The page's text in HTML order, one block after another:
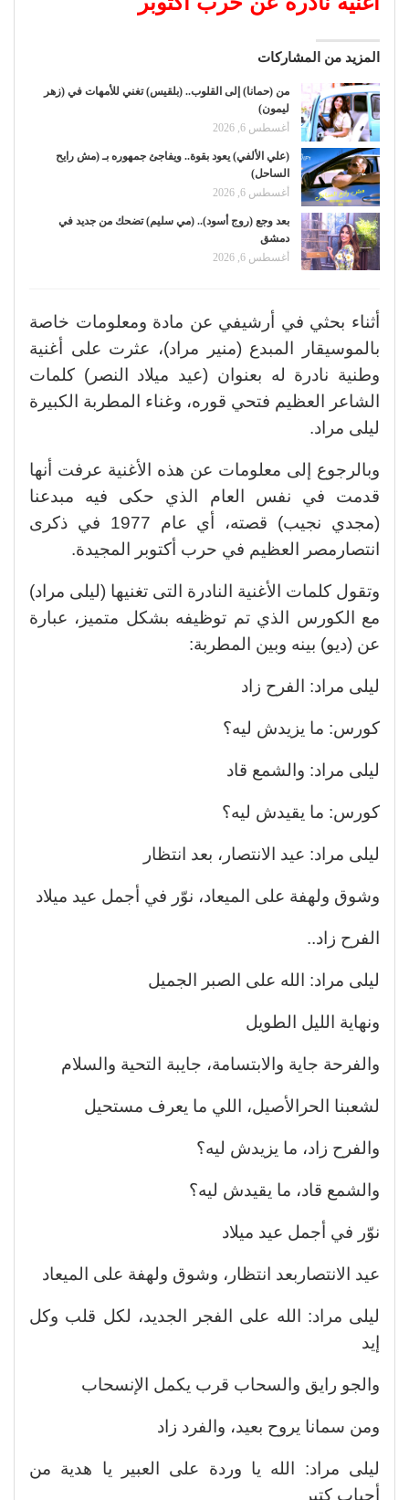
المزيد من المشاركات
من (حمانا) إلى القلوب.. (بلقيس) تغني للأمهات في (زهر
ليمون)
أغسطس 6, 2026
(علي الألفي) يعود بقوة.. ويفاجئ جمهوره بـ (مش رايح
الساحل)
أغسطس 6, 2026
بعد وجع (روج أسود).. (مي سليم) تضحك من جديد في
دمشق
أغسطس 6, 2026
أثناء بحثي في أرشيفي عن مادة ومعلومات خاصة
بالموسيقار المبدع (منير مراد)، عثرت على أغنية
وطنية نادرة له بعنوان (عيد ميلاد النصر) كلمات
الشاعر العظيم فتحي قوره، وغناء المطربة الكبيرة
ليلى مراد.
وبالرجوع إلى معلومات عن هذه الأغنية عرفت أنها
قدمت في نفس العام الذي حكى فيه مبدعنا
(مجدي نجيب) قصته، أي عام 1977 في ذكرى
انتصارمصر العظيم في حرب أكتوبر المجيدة.
وتقول كلمات الأغنية النادرة التى تغنيها (ليلى مراد)
مع الكورس الذي تم توظيفه بشكل متميز، عبارة
عن (ديو) بينه وبين المطربة:
ليلى مراد: الفرح زاد
كورس: ما يزيدش ليه؟
ليلى مراد: والشمع قاد
كورس: ما يقيدش ليه؟
ليلى مراد: عيد الانتصار، بعد انتظار
وشوق ولهفة على الميعاد، نوّر في أجمل عيد ميلاد
الفرح زاد..
ليلى مراد: الله على الصبر الجميل
ونهاية الليل الطويل
والفرحة جاية والابتسامة، جايبة التحية والسلام
لشعبنا الحرالأصيل، اللي ما يعرف مستحيل
والفرح زاد، ما يزيدش ليه؟
والشمع قاد، ما يقيدش ليه؟
نوّر في أجمل عيد ميلاد
عيد الانتصاربعد انتظار، وشوق ولهفة على الميعاد
ليلى مراد: الله على الفجر الجديد، لكل قلب وكل
إيد
والجو رايق والسحاب قرب يكمل الإنسحاب
ومن سمانا يروح بعيد، والفرد زاد
ليلى مراد: الله يا وردة على العبير يا هدية من
أحباب كتير